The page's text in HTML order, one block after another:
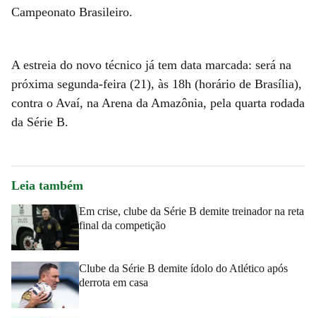
Campeonato Brasileiro.
A estreia do novo técnico já tem data marcada: será na
próxima segunda-feira (21), às 18h (horário de Brasília),
contra o Avaí, na Arena da Amazônia, pela quarta rodada
da Série B.
Leia também
Em crise, clube da Série B demite treinador na reta
final da competição
Clube da Série B demite ídolo do Atlético após
derrota em casa